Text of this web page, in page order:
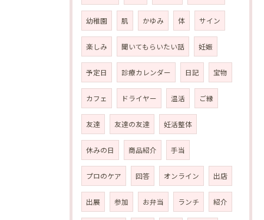
幼稚園 肌 かゆみ 体 サイン
楽しみ 聞いてもらいたい話 妊娠
予定日 診療カレンダー 日記 宝物
カフェ ドライヤー 温活 ご縁
友達 友達の友達 妊活整体
休みの日 商品紹介 手当
プロのケア 回答 オンライン 出店
出展 参加 お弁当 ランチ 紹介